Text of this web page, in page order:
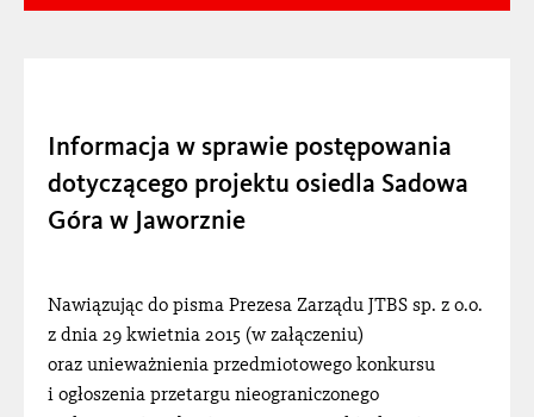
POŻEGNANIE
PRACA / PRAKTYKI
INFORMACJE SLOIA
Informacja w sprawie postępowania
dotyczącego projektu osiedla Sadowa
Góra w Jaworznie
Nawiązując do pisma Prezesa Zarządu JTBS sp. z o.o.
z dnia 29 kwietnia 2015 (w załączeniu)
oraz unieważnienia przedmiotowego konkursu
i ogłoszenia przetargu nieograniczonego